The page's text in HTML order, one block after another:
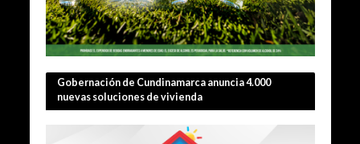
Gobernación de Cundinamarca anuncia 4.000
nuevas soluciones de vivienda